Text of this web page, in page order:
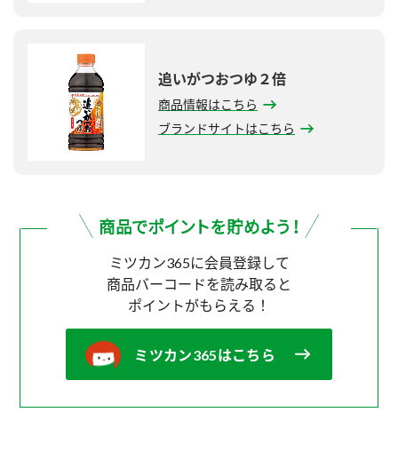
追いがつおつゆ２倍
商品情報はこちら
ブランドサイトはこちら
ミツカン365に会員登録して
商品バーコードを読み取ると
ポイントがもらえる！
ミツカン365はこちら